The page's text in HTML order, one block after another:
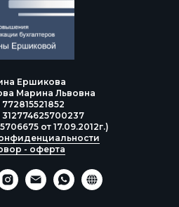
Ершикова
Марина Львовна
от 17.09.2012г.)
- оферта